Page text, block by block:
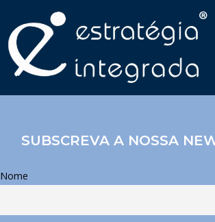
SUBSCREVA A NOSSA
Nome